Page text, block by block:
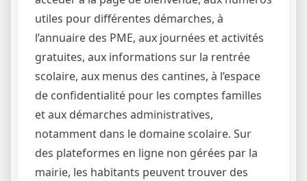
utiles pour différentes démarches, à
l’annuaire des PME, aux journées et activités
gratuites, aux informations sur la rentrée
scolaire, aux menus des cantines, à l’espace
de confidentialité pour les comptes familles
et aux démarches administratives,
notamment dans le domaine scolaire. Sur
des plateformes en ligne non gérées par la
mairie, les habitants peuvent trouver des